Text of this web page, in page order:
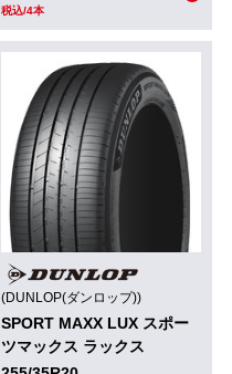
税込/4本
(DUNLOP(ダンロップ))
SPORT MAXX LUX スポー
ツマックス ラックス